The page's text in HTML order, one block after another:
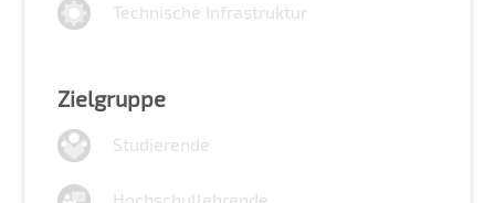
Technische Infrastruktur
Zielgruppe
Studierende